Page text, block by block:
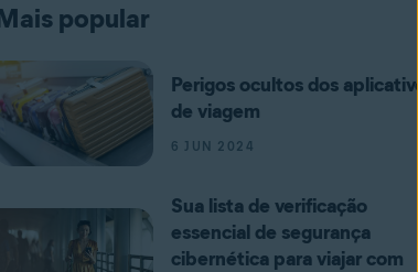
popular
Perigos ocultos dos
de viagem
6 JUN 2024
Sua lista de verificação
essencial de segurança
cibernética para viajar com